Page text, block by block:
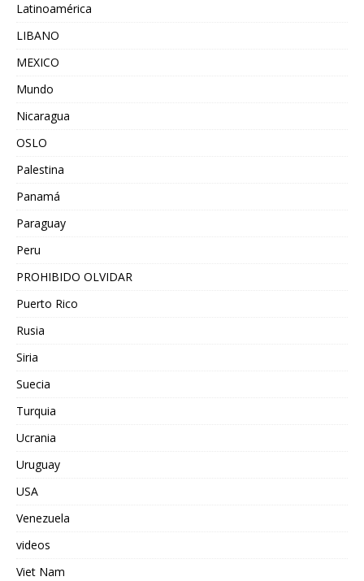
Latinoamérica
LIBANO
MEXICO
Mundo
Nicaragua
OSLO
Palestina
Panamá
Paraguay
Peru
PROHIBIDO OLVIDAR
Puerto Rico
Rusia
Siria
Suecia
Turquia
Ucrania
Uruguay
USA
Venezuela
videos
Viet Nam